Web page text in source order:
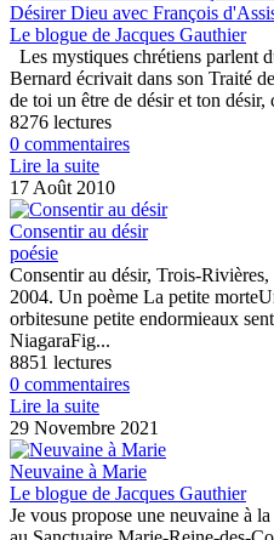
Désirer Dieu avec François
Le blogue de Jacques Gauthier
Les mystiques chrétiens parlent
Bernard écrivait dans son Traité
de toi un être de désir et ton désir,
8276 lectures
0 commentaires
Lire la suite
17 Août 2010
Consentir au désir
poésie
Consentir au désir, Trois-
2004. Un poème La petite
orbitesune petite endormieaux
NiagaraFig...
8851 lectures
0 commentaires
Lire la suite
29 Novembre 2021
Neuvaine à Marie
Le blogue de Jacques Gauthier
Je vous propose une neuvaine à